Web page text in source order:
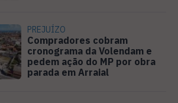
PREJUÍZO
Compradores cobram
cronograma da Volendam e
pedem ação do MP por obra
parada em Arraial